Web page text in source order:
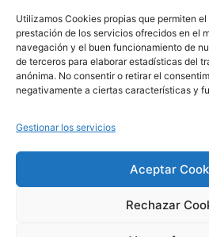
Utilizamos Cookies propias que permiten
prestación de los servicios ofrecidos en el
navegación y el buen funcionamiento de
de terceros para elaborar estadísticas del
anónima. No consentir o retirar el
negativamente a ciertas características y
Gestionar los servicios
Aceptar
Rechazar
© 2020, Fundación Alba Pérez.
Política de privacidad